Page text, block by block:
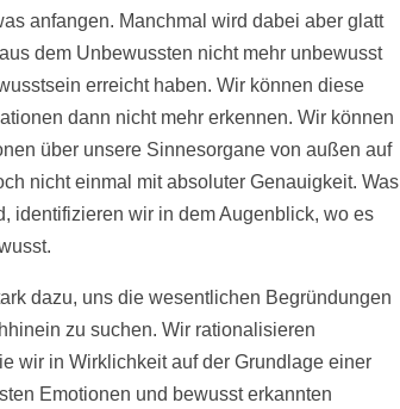
anfangen. Manchmal wird dabei aber glatt
dem Unbewussten nicht mehr unbewusst
erreicht haben. Wir können diese
dann nicht mehr erkennen. Wir können
über unsere Sinnesorgane von außen auf
nicht einmal mit absoluter Genauigkeit. Was
identifizieren wir in dem Augenblick, wo es
dazu, uns die wesentlichen Begründungen
zu suchen. Wir rationalisieren
wir in Wirklichkeit auf der Grundlage einer
Emotionen und bewusst erkannten